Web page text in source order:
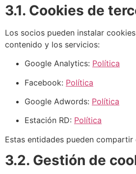
3.1. Cookies de
Los socios pueden instalar
contenido y los servicios:
Google Analytics: Política
Facebook: Política
Google Adwords: Política
Estación RD: Política
Estas entidades pueden
3.2. Gestión de